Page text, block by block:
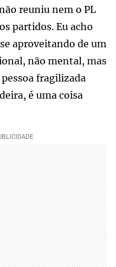
reuniu nem o PL
partidos. Eu acho
aproveitando de um
não mental, mas
fragilizada
é uma coisa